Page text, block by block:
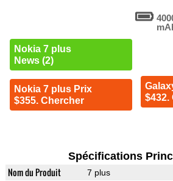
Nokia 7 plus
News (2)
Nokia 7 plus Prix
$355. Chercher
$432.
Spécifications
Nom du Produit 7 plus